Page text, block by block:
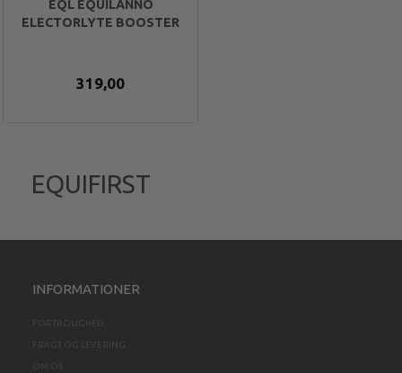
EQL EQUILANNO
ELECTORLYTE BOOSTER
319,00
EQUIFIRST
INFORMATIONER
FORTROLIGHED
FRAGT OG LEVERING
OM OS